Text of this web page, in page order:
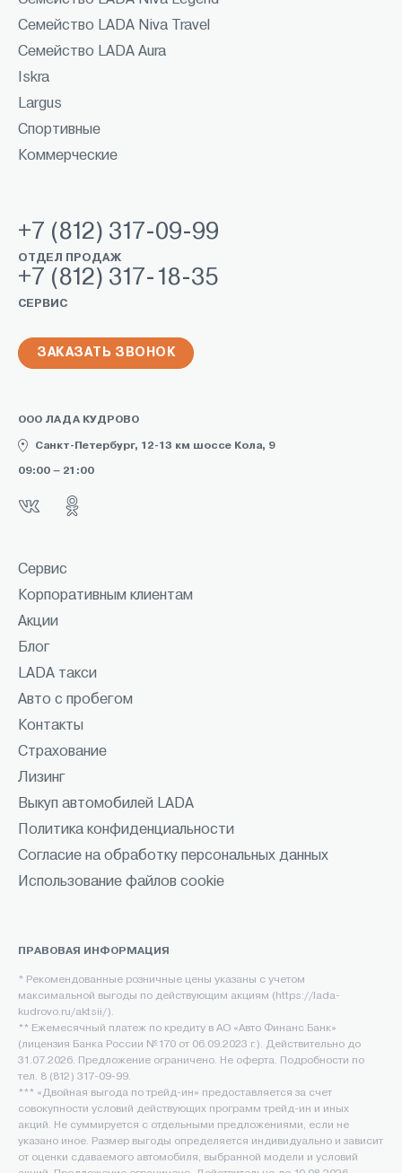
Семейство LADA Niva Travel
Семейство LADA Aura
Iskra
Largus
Спортивные
Коммерческие
+7 (812) 317-09-99
ОТДЕЛ ПРОДАЖ
+7 (812) 317-18-35
СЕРВИС
ЗАКАЗАТЬ ЗВОНОК
ООО ЛАДА КУДРОВО
Санкт-Петербург, 12-13 км шоссе Кола, 9
09:00 – 21:00
Сервис
Корпоративным клиентам
Акции
Блог
LADA такси
Авто с пробегом
Контакты
Страхование
Лизинг
Выкуп автомобилей LADA
Политика конфиденциальности
Согласие на обработку персональных данных
Использование файлов cookie
ПРАВОВАЯ ИНФОРМАЦИЯ
* Рекомендованные розничные цены указаны с учетом
максимальной выгоды по действующим акциям (https://lada-
kudrovo.ru/aktsii/).
** Ежемесячный платеж по кредиту в АО «Авто Финанс Банк»
(лицензия Банка России №170 от 06.09.2023 г.). Действительно до
31.07.2026. Предложение ограничено. Не оферта. Подробности по
тел. 8 (812) 317-09-99.
*** «Двойная выгода по трейд-ин» предоставляется за счет
совокупности условий действующих программ трейд-ин и иных
акций. Не суммируется с отдельными предложениями, если не
указано иное. Размер выгоды определяется индивидуально и зависит
от оценки сдаваемого автомобиля, выбранной модели и условий